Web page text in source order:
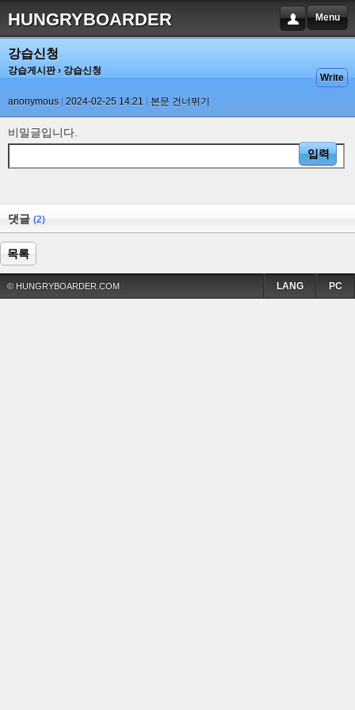
HUNGRYBOARDER Menu
강습신청
강습게시판› 강습신청
anonymous 2024-02-25 14:21 본문 건너뛰기
Write
비밀글입니다.
댓글 (2)
목록
© HUNGRYBOARDER.COM PC
LANG